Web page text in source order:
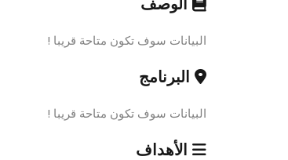
الوصف
البيانات سوف تكون متاحة قريبا !
البرنامج
البيانات سوف تكون متاحة قريبا !
الأهداف